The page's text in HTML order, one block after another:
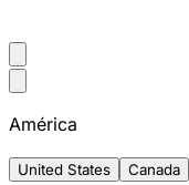
América
United States Canada